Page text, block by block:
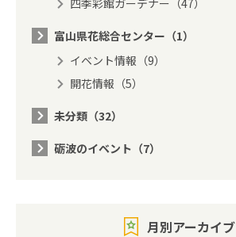
富山県花総合センター（1）
イベント情報（9）
開花情報（5）
未分類（32）
砺波のイベント（7）
月別アーカイブ